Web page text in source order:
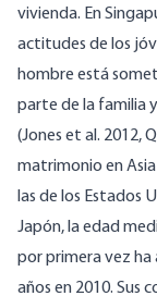
vivienda. En
actitudes de los
hombre está
parte de la familia
(Jones et al. 2012,
matrimonio en
las de los Estados
Japón, la edad
por primera vez ha
años en 2010. Sus